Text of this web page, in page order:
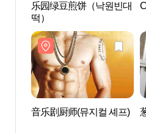
乐园绿豆煎饼（낙원빈대
떡）
音乐剧厨师(뮤지컬 셰프)